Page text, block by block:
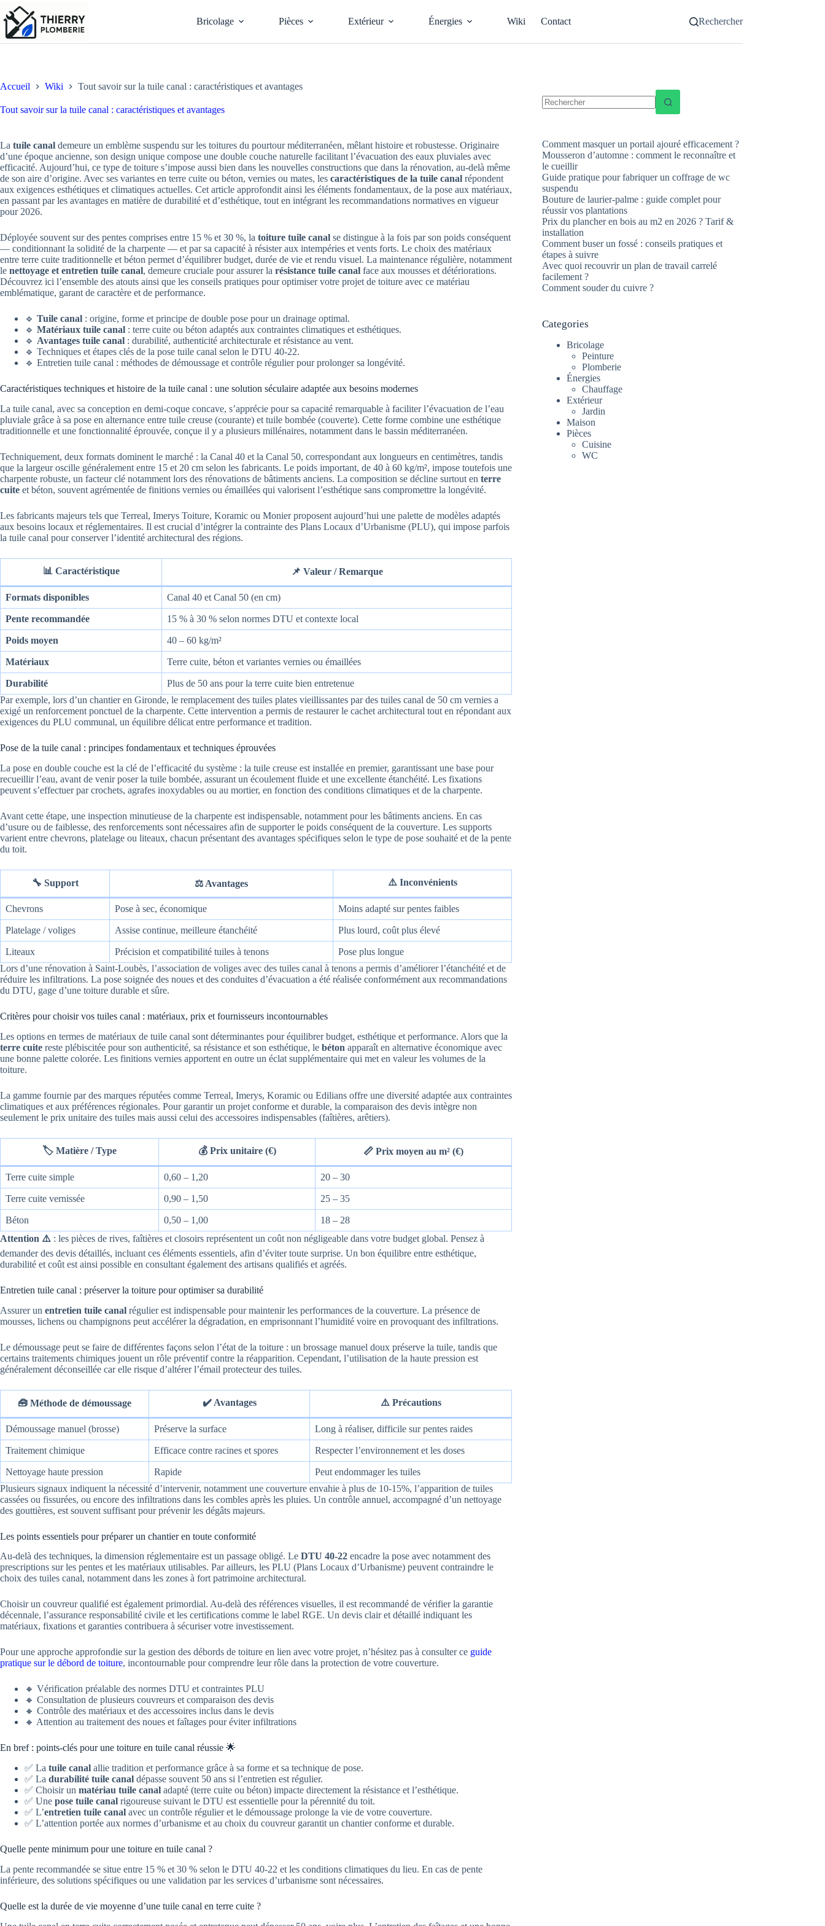
Passer
au
contenu
Bricolage Pièces Extérieur Énergies Wiki Contact Rechercher
Accueil Wiki Tout savoir sur la tuile canal : caractéristiques et avantages
Tout savoir sur la tuile canal : caractéristiques et avantages
La tuile canal demeure un emblème suspendu sur les toitures du pourtour méditerranéen, mêlant histoire et robustesse. Originaire
d’une époque ancienne, son design unique compose une double couche naturelle facilitant l’évacuation des eaux pluviales avec
efficacité. Aujourd’hui, ce type de toiture s’impose aussi bien dans les nouvelles constructions que dans la rénovation, au-delà même
de son aire d’origine. Avec ses variantes en terre cuite ou béton, vernies ou mates, les caractéristiques de la tuile canal répondent
aux exigences esthétiques et climatiques actuelles. Cet article approfondit ainsi les éléments fondamentaux, de la pose aux matériaux,
en passant par les avantages en matière de durabilité et d’esthétique, tout en intégrant les recommandations normatives en vigueur
pour 2026.
Déployée souvent sur des pentes comprises entre 15 % et 30 %, la toiture tuile canal se distingue à la fois par son poids conséquent
— conditionnant la solidité de la charpente — et par sa capacité à résister aux intempéries et vents forts. Le choix des matériaux
entre terre cuite traditionnelle et béton permet d’équilibrer budget, durée de vie et rendu visuel. La maintenance régulière, notamment
le nettoyage et entretien tuile canal, demeure cruciale pour assurer la résistance tuile canal face aux mousses et détériorations.
Découvrez ici l’ensemble des atouts ainsi que les conseils pratiques pour optimiser votre projet de toiture avec ce matériau
emblématique, garant de caractère et de performance.
🔹 Tuile canal : origine, forme et principe de double pose pour un drainage optimal.
🔹 Matériaux tuile canal : terre cuite ou béton adaptés aux contraintes climatiques et esthétiques.
🔹 Avantages tuile canal : durabilité, authenticité architecturale et résistance au vent.
🔹 Techniques et étapes clés de la pose tuile canal selon le DTU 40-22.
🔹 Entretien tuile canal : méthodes de démoussage et contrôle régulier pour prolonger sa longévité.
Caractéristiques techniques et histoire de la tuile canal : une solution séculaire adaptée aux besoins modernes
La tuile canal, avec sa conception en demi-coque concave, s’apprécie pour sa capacité remarquable à faciliter l’évacuation de l’eau
pluviale grâce à sa pose en alternance entre tuile creuse (courante) et tuile bombée (couverte). Cette forme combine une esthétique
traditionnelle et une fonctionnalité éprouvée, conçue il y a plusieurs millénaires, notamment dans le bassin méditerranéen.
Techniquement, deux formats dominent le marché : la Canal 40 et la Canal 50, correspondant aux longueurs en centimètres, tandis
que la largeur oscille généralement entre 15 et 20 cm selon les fabricants. Le poids important, de 40 à 60 kg/m², impose toutefois une
charpente robuste, un facteur clé notamment lors des rénovations de bâtiments anciens. La composition se décline surtout en terre
cuite et béton, souvent agrémentée de finitions vernies ou émaillées qui valorisent l’esthétique sans compromettre la longévité.
Les fabricants majeurs tels que Terreal, Imerys Toiture, Koramic ou Monier proposent aujourd’hui une palette de modèles adaptés
aux besoins locaux et réglementaires. Il est crucial d’intégrer la contrainte des Plans Locaux d’Urbanisme (PLU), qui impose parfois
la tuile canal pour conserver l’identité architectural des régions.
📊 Caractéristique 📌 Valeur / Remarque
Formats disponibles Canal 40 et Canal 50 (en cm)
Pente recommandée 15 % à 30 % selon normes DTU et contexte local
Poids moyen 40 – 60 kg/m²
Matériaux Terre cuite, béton et variantes vernies ou émaillées
Durabilité
Plus de 50 ans pour la terre cuite bien entretenue
Par exemple, lors d’un chantier en Gironde, le remplacement des tuiles plates vieillissantes par des tuiles canal de 50 cm vernies a
exigé un renforcement ponctuel de la charpente. Cette intervention a permis de restaurer le cachet architectural tout en répondant aux
exigences du PLU communal, un équilibre délicat entre performance et tradition.
Pose de la tuile canal : principes fondamentaux et techniques éprouvées
La pose en double couche est la clé de l’efficacité du système : la tuile creuse est installée en premier, garantissant une base pour
recueillir l’eau, avant de venir poser la tuile bombée, assurant un écoulement fluide et une excellente étanchéité. Les fixations
peuvent s’effectuer par crochets, agrafes inoxydables ou au mortier, en fonction des conditions climatiques et de la charpente.
Avant cette étape, une inspection minutieuse de la charpente est indispensable, notamment pour les bâtiments anciens. En cas
d’usure ou de faiblesse, des renforcements sont nécessaires afin de supporter le poids conséquent de la couverture. Les supports
varient entre chevrons, platelage ou liteaux, chacun présentant des avantages spécifiques selon le type de pose souhaité et de la pente
du toit.
🔧 Support ⚖️ Avantages ⚠️ Inconvénients
Chevrons Pose à sec, économique Moins adapté sur pentes faibles
Platelage / voliges Assise continue, meilleure étanchéité Plus lourd, coût plus élevé
Liteaux Précision et compatibilité tuiles à tenons
Pose plus longue
Lors d’une rénovation à Saint-Loubès, l’association de voliges avec des tuiles canal à tenons a permis d’améliorer l’étanchéité et de
réduire les infiltrations. La pose soignée des noues et des conduites d’évacuation a été réalisée conformément aux recommandations
du DTU, gage d’une toiture durable et sûre.
Critères pour choisir vos tuiles canal : matériaux, prix et fournisseurs incontournables
Les options en termes de matériaux de tuile canal sont déterminantes pour équilibrer budget, esthétique et performance. Alors que la
terre cuite reste plébiscitée pour son authenticité, sa résistance et son esthétique, le béton apparaît en alternative économique avec
une bonne palette colorée. Les finitions vernies apportent en outre un éclat supplémentaire qui met en valeur les volumes de la
toiture.
La gamme fournie par des marques réputées comme Terreal, Imerys, Koramic ou Edilians offre une diversité adaptée aux contraintes
climatiques et aux préférences régionales. Pour garantir un projet conforme et durable, la comparaison des devis intègre non
seulement le prix unitaire des tuiles mais aussi celui des accessoires indispensables (faîtières, arêtiers).
🏷️ Matière / Type 💰 Prix unitaire (€) 📏 Prix moyen au m² (€)
Terre cuite simple 0,60 – 1,20 20 – 30
Terre cuite vernissée 0,90 – 1,50 25 – 35
Béton 0,50 – 1,00
18 – 28
Attention ⚠️ : les pièces de rives, faîtières et closoirs représentent un coût non négligeable dans votre budget global. Pensez à
demander des devis détaillés, incluant ces éléments essentiels, afin d’éviter toute surprise. Un bon équilibre entre esthétique,
durabilité et coût est ainsi possible en consultant également des artisans qualifiés et agréés.
Entretien tuile canal : préserver la toiture pour optimiser sa durabilité
Assurer un entretien tuile canal régulier est indispensable pour maintenir les performances de la couverture. La présence de
mousses, lichens ou champignons peut accélérer la dégradation, en emprisonnant l’humidité voire en provoquant des infiltrations.
Le démoussage peut se faire de différentes façons selon l’état de la toiture : un brossage manuel doux préserve la tuile, tandis que
certains traitements chimiques jouent un rôle préventif contre la réapparition. Cependant, l’utilisation de la haute pression est
généralement déconseillée car elle risque d’altérer l’émail protecteur des tuiles.
🧰 Méthode de démoussage ✔️ Avantages ⚠️ Précautions
Démoussage manuel (brosse) Préserve la surface Long à réaliser, difficile sur pentes raides
Traitement chimique Efficace contre racines et spores Respecter l’environnement et les doses
Nettoyage haute pression Rapide
Peut endommager les tuiles
Plusieurs signaux indiquent la nécessité d’intervenir, notamment une couverture envahie à plus de 10-15%, l’apparition de tuiles
cassées ou fissurées, ou encore des infiltrations dans les combles après les pluies. Un contrôle annuel, accompagné d’un nettoyage
des gouttières, est souvent suffisant pour prévenir les dégâts majeurs.
Les points essentiels pour préparer un chantier en toute conformité
Au-delà des techniques, la dimension réglementaire est un passage obligé. Le DTU 40-22 encadre la pose avec notamment des
prescriptions sur les pentes et les matériaux utilisables. Par ailleurs, les PLU (Plans Locaux d’Urbanisme) peuvent contraindre le
choix des tuiles canal, notamment dans les zones à fort patrimoine architectural.
Choisir un couvreur qualifié est également primordial. Au-delà des références visuelles, il est recommandé de vérifier la garantie
décennale, l’assurance responsabilité civile et les certifications comme le label RGE. Un devis clair et détaillé indiquant les
matériaux, fixations et garanties contribuera à sécuriser votre investissement.
Pour une approche approfondie sur la gestion des débords de toiture en lien avec votre projet, n’hésitez pas à consulter ce guide
pratique sur le débord de toiture, incontournable pour comprendre leur rôle dans la protection de votre couverture.
🔸 Vérification préalable des normes DTU et contraintes PLU
🔸 Consultation de plusieurs couvreurs et comparaison des devis
🔸 Contrôle des matériaux et des accessoires inclus dans le devis
🔸 Attention au traitement des noues et faîtages pour éviter infiltrations
En bref : points-clés pour une toiture en tuile canal réussie 🌟
✅ La tuile canal allie tradition et performance grâce à sa forme et sa technique de pose.
✅ La durabilité tuile canal dépasse souvent 50 ans si l’entretien est régulier.
✅ Choisir un matériau tuile canal adapté (terre cuite ou béton) impacte directement la résistance et l’esthétique.
✅ Une pose tuile canal rigoureuse suivant le DTU est essentielle pour la pérennité du toit.
✅ L’entretien tuile canal avec un contrôle régulier et le démoussage prolonge la vie de votre couverture.
✅ L’attention portée aux normes d’urbanisme et au choix du couvreur garantit un chantier conforme et durable.
Quelle pente minimum pour une toiture en tuile canal ?
La pente recommandée se situe entre 15 % et 30 % selon le DTU 40-22 et les conditions climatiques du lieu. En cas de pente
inférieure, des solutions spécifiques ou une validation par les services d’urbanisme sont nécessaires.
Quelle est la durée de vie moyenne d’une tuile canal en terre cuite ?
Comment masquer un portail ajouré efficacement ?
Mousseron d’automne : comment le reconnaître et
le cueillir
Guide pratique pour fabriquer un coffrage de wc
suspendu
Bouture de laurier-palme : guide complet pour
réussir vos plantations
Prix du plancher en bois au m2 en 2026 ? Tarif &
installation
Comment buser un fossé : conseils pratiques et
étapes à suivre
Avec quoi recouvrir un plan de travail carrelé
facilement ?
Comment souder du cuivre ?
Categories
Bricolage
Peinture
Plomberie
Énergies
Chauffage
Extérieur
Jardin
Maison
Pièces
Cuisine
WC